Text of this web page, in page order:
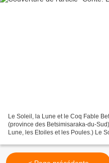
Le Soleil, la Lune et le Coq Fable
(province des Betsimisaraka-du-
Lune, les Etoiles et les Poules.) Le